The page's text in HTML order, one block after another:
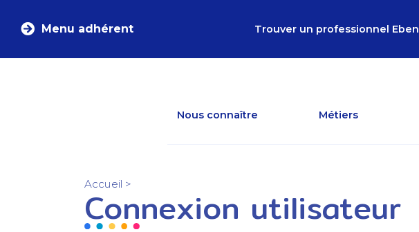
Menu adhérent Trouver un professionnel Eben
Nous connaître Métiers
Accueil >
Connexion utilisateur